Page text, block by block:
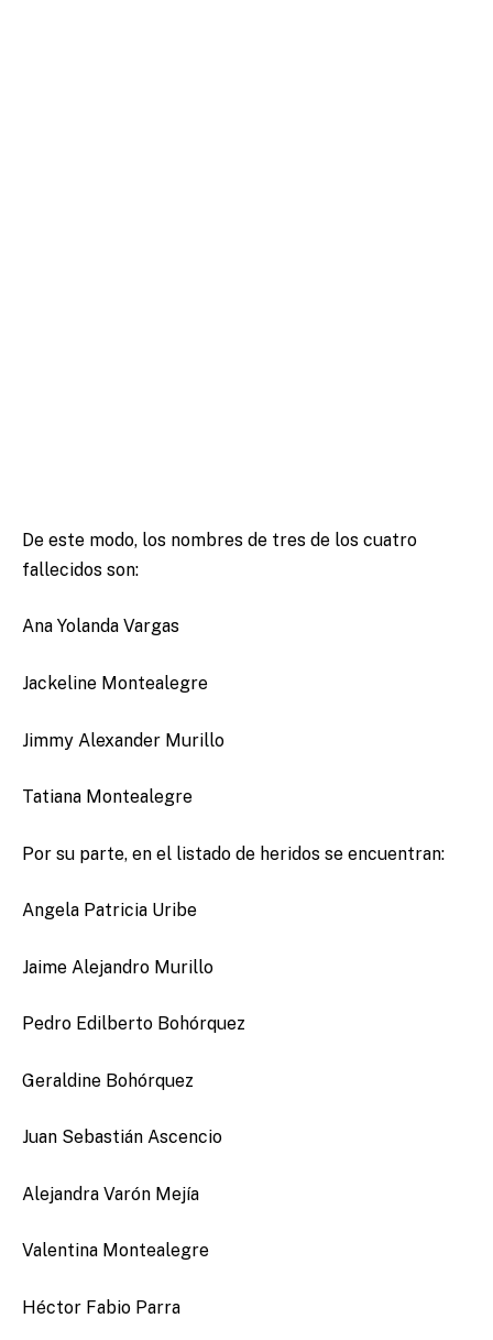
De este modo, los nombres de tres de los cuatro
fallecidos son:
Ana Yolanda Vargas
Jackeline Montealegre
Jimmy Alexander Murillo
Tatiana Montealegre
Por su parte, en el listado de heridos se encuentran:
Angela Patricia Uribe
Jaime Alejandro Murillo
Pedro Edilberto Bohórquez
Geraldine Bohórquez
Juan Sebastián Ascencio
Alejandra Varón Mejía
Valentina Montealegre
Héctor Fabio Parra